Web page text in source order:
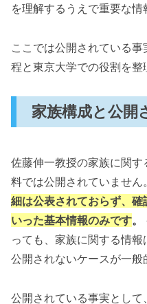
を理解するうえで重要な情
ここでは公開されている
程と東京大学での役割を整
家族構成と公開
佐藤伸一教授の家族に関
料では公開されていません。
細は公表されておらず、
いった基本情報のみです。
っても、家族に関する情
公開されないケースが一般
公開されている事実とし